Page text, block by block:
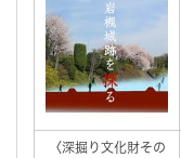
〈深掘り文化財その